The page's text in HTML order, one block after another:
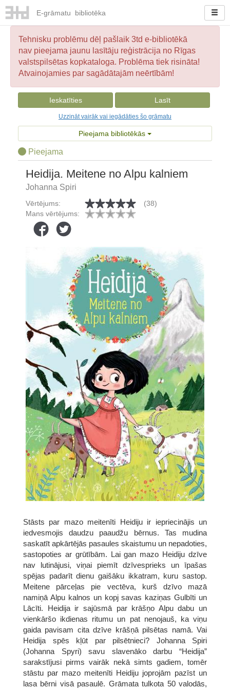
E-grāmatu bibliotēka
Tehnisku problēmu dēļ pašlaik 3td e-bibliotēkā
nav pieejama jaunu lasītāju reģistrācija no Rīgas
valstspilsētas kopkataloga. Problēma tiek risināta!
Atvainojamies par sagādātajām neērtībām!
Ieskatīties Lasīt
Uzzināt vairāk vai iegādāties šo grāmatu
Pieejama bibliotēkās
Pieejama
Heidija. Meitene no Alpu kalniem
Johanna Spiri
Vērtējums:
(38)
Mans vērtējums:
Stāsts par mazo meitenīti Heidiju ir iepriecinājis un
iedvesmojis daudzu paaudžu bērnus. Tas mudina
saskatīt apkārtējās pasaules skaistumu un nepadoties,
sastopoties ar grūtībām. Lai gan mazo Heidiju dzīve
nav lutinājusi, viņai piemīt dzīvesprieks un īpašas
spējas padarīt dienu gaišāku ikkatram, kuru sastop.
Meitene pārceļas pie vectēva, kurš dzīvo mazā
namiņā Alpu kalnos un kopj savas kaziņas Gulbīti un
Lācīti. Heidija ir sajūsmā par krāšņo Alpu dabu un
vienkāršo ikdienas ritumu un pat nenojauš, ka viņu
gaida pavisam cita dzīve krāšņā pilsētas namā. Vai
Heidija spēs kļūt par pilsētnieci? Johanna Spiri
(Johanna Spyri) savu slavenāko darbu “Heidija”
sarakstījusi pirms vairāk nekā simts gadiem, tomēr
stāstu par mazo meitenīti Heidiju joprojām pazīst un
lasa bērni visā pasaulē. Grāmata tulkota 50 valodās,